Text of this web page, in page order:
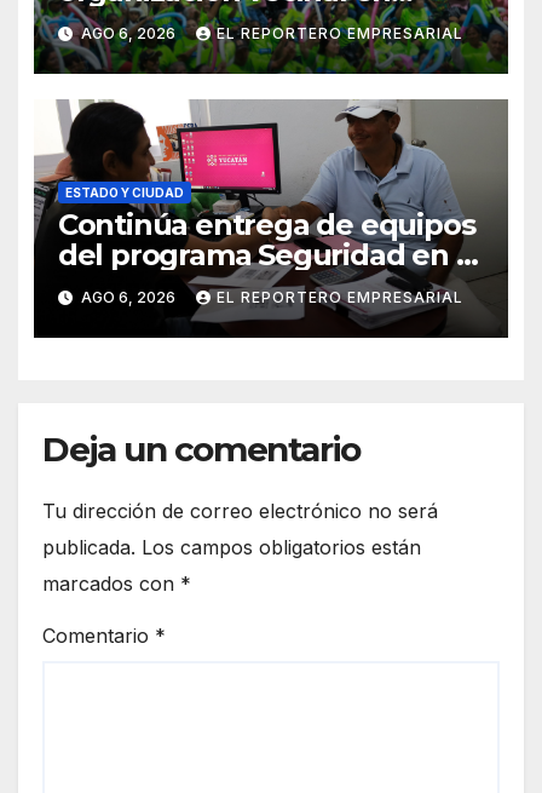
Mérida y suma a comités de
vigilancia en la prevención
social del delito
AGO 6, 2026 EL REPORTERO EMPRESARIAL
ESTADO Y CIUDAD
Continúa entrega de equipos
del programa Seguridad en el
Mar
AGO 6, 2026 EL REPORTERO EMPRESARIAL
Deja un comentario
Tu dirección de correo electrónico no será
publicada. Los campos obligatorios están
marcados con *
Comentario *